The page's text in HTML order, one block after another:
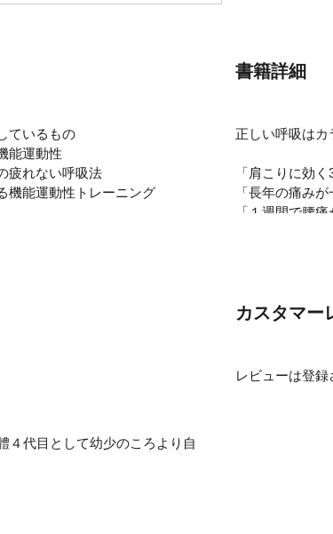
ているもの
能運動性
疲れない呼吸法
機能運動性トレーニング
書籍詳細
正しい呼吸はカ
「肩こりに効
「長年の痛み
「１週間で腰
トレーニングや
他方、腰痛のな
ランニングを
解剖学的・生
４代目として幼少のころより自
カスタマー
レビューは登